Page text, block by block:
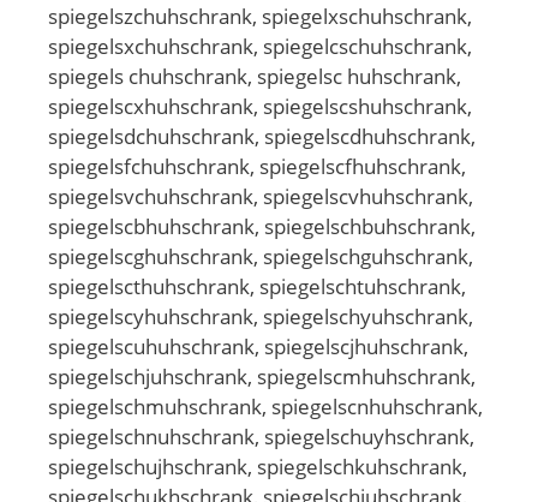
spiegelszchuhschrank, spiegelxschuhschrank,
spiegelsxchuhschrank, spiegelcschuhschrank,
spiegels chuhschrank, spiegelsc huhschrank,
spiegelscxhuhschrank, spiegelscshuhschrank,
spiegelsdchuhschrank, spiegelscdhuhschrank,
spiegelsfchuhschrank, spiegelscfhuhschrank,
spiegelsvchuhschrank, spiegelscvhuhschrank,
spiegelscbhuhschrank, spiegelschbuhschrank,
spiegelscghuhschrank, spiegelschguhschrank,
spiegelscthuhschrank, spiegelschtuhschrank,
spiegelscyhuhschrank, spiegelschyuhschrank,
spiegelscuhuhschrank, spiegelscjhuhschrank,
spiegelschjuhschrank, spiegelscmhuhschrank,
spiegelschmuhschrank, spiegelscnhuhschrank,
spiegelschnuhschrank, spiegelschuyhschrank,
spiegelschujhschrank, spiegelschkuhschrank,